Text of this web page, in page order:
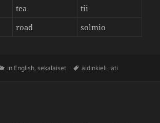
tea
tii
road solmio
Kategoriat
in English,sekalaiset Avainsanat
äidinkieli_iäti